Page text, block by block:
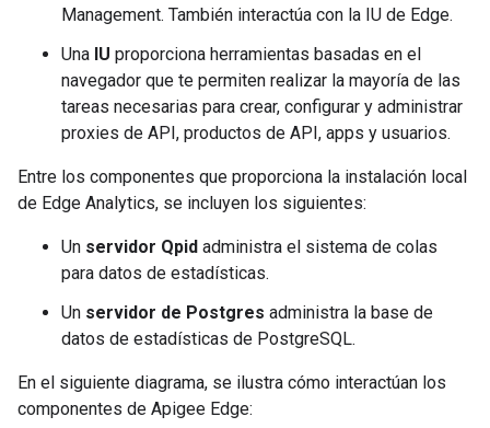
Management. También interactúa con la IU de Edge.
Una IU proporciona herramientas basadas en el
navegador que te permiten realizar la mayoría de las
tareas necesarias para crear, configurar y administrar
proxies de API, productos de API, apps y usuarios.
Entre los componentes que proporciona la instalación local
de Edge Analytics, se incluyen los siguientes:
Un servidor Qpid administra el sistema de colas
para datos de estadísticas.
Un servidor de Postgres administra la base de
datos de estadísticas de PostgreSQL.
En el siguiente diagrama, se ilustra cómo interactúan los
componentes de Apigee Edge: